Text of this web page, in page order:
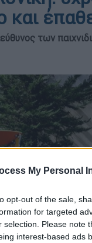
My Personal
opt-out of the sale,
for targeted
selection. Please note
interest-based ads
και
των